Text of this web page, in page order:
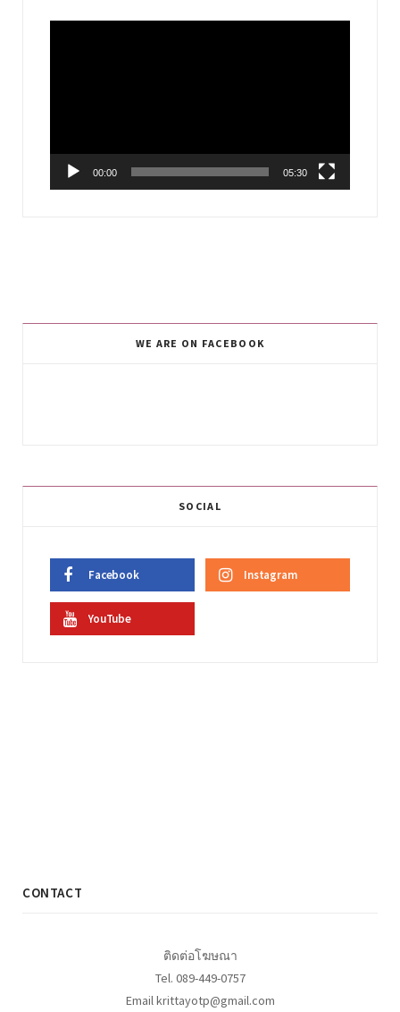
00:00 05:30
WE ARE ON FACEBOOK
SOCIAL
Facebook Instagram
YouTube
CONTACT
ติดต่อโฆษณา
Tel. 089-449-0757
Email krittayotp@gmail.com